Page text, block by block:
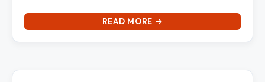
READ MORE →